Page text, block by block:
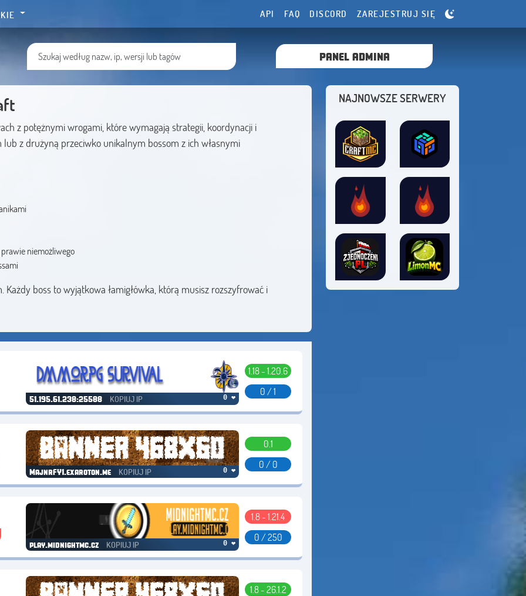
API FAQ DISCORD ZAREJESTRUJ SIĘ
PANEL ADMINA
z potężnymi wrogami, które wymagają strategii, koordynacji i
z drużyną przeciwko unikalnym bossom z ich własnymi
niemożliwego
boss to wyjątkowa łamigłówka, którą musisz rozszyfrować i
51.195.61.238:25588 KOPIUJ IP 0 ❤
1.18 - 1.20.6
0 / 1
MajnrFY1.exaroton.me KOPIUJ IP 0 ❤
0.1
0 / 0
play.midnightmc.cz KOPIUJ IP 0 ❤
1.8 - 1.21.4
0 / 250
1.8 - 26.1.2
NAJNOWSZE SERWERY